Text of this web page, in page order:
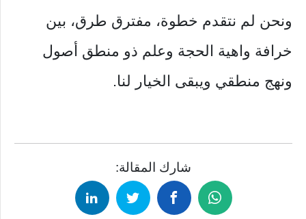
ونحن لم نتقدم خطوة، مفترق طرق، بين
خرافة واهية الحجة وعلم ذو منطق أصول
ونهج منطقي ويبقى الخيار لنا.
شارك المقالة: